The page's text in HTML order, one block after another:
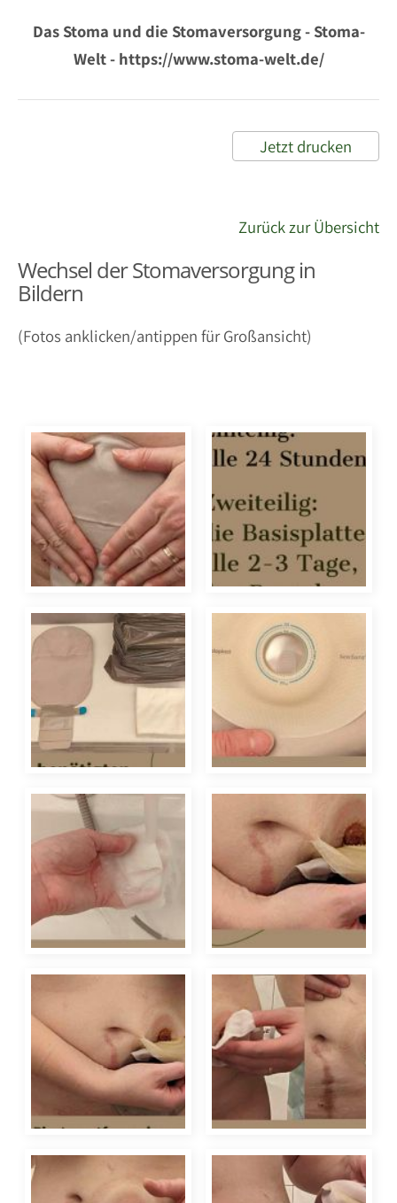
Das Stoma und die Stomaversorgung - Stoma-
Welt - https://www.stoma-welt.de/
Jetzt drucken
Zurück zur Übersicht
Wechsel der Stomaversorgung in
Bildern
(Fotos anklicken/antippen für Großansicht)